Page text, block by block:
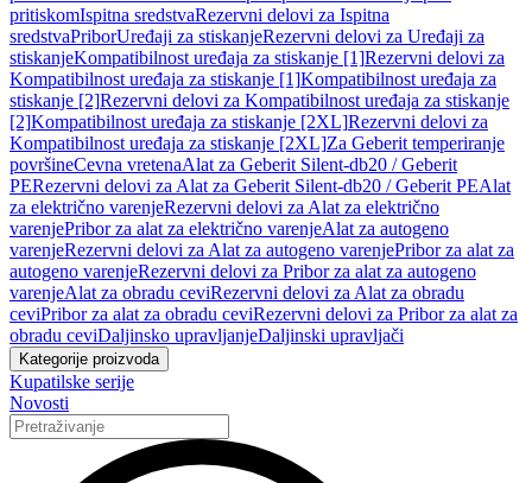
pritiskomIspitna sredstvaRezervni delovi za Ispitna
sredstvaPriborUređaji za stiskanjeRezervni delovi za Uređaji za
stiskanjeKompatibilnost uređaja za stiskanje [1]Rezervni delovi za
Kompatibilnost uređaja za stiskanje [1]Kompatibilnost uređaja za
stiskanje [2]Rezervni delovi za Kompatibilnost uređaja za stiskanje
[2]Kompatibilnost uređaja za stiskanje [2XL]Rezervni delovi za
Kompatibilnost uređaja za stiskanje [2XL]Za Geberit temperiranje
površineCevna vretenaAlat za Geberit Silent-db20 / Geberit
PERezervni delovi za Alat za Geberit Silent-db20 / Geberit PEAlat
za električno varenjeRezervni delovi za Alat za električno
varenjePribor za alat za električno varenjeAlat za autogeno
varenjeRezervni delovi za Alat za autogeno varenjePribor za alat za
autogeno varenjeRezervni delovi za Pribor za alat za autogeno
varenjeAlat za obradu ceviRezervni delovi za Alat za obradu
ceviPribor za alat za obradu ceviRezervni delovi za Pribor za alat za
obradu ceviDaljinsko upravljanjeDaljinski upravljači
Kategorije proizvoda
Kupatilske serije
Novosti